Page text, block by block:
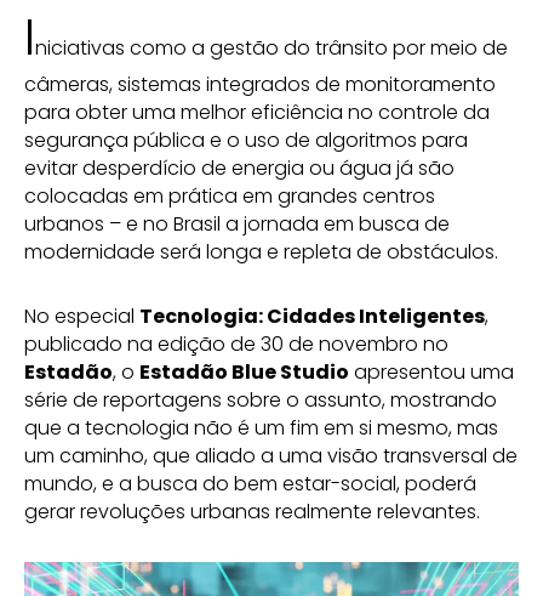
Iniciativas como a gestão do trânsito por meio de
câmeras, sistemas integrados de monitoramento
para obter uma melhor eficiência no controle da
segurança pública e o uso de algoritmos para
evitar desperdício de energia ou água já são
colocadas em prática em grandes centros
urbanos – e no Brasil a jornada em busca de
modernidade será longa e repleta de obstáculos.
No especial Tecnologia: Cidades Inteligentes,
publicado na edição de 30 de novembro no
Estadão, o Estadão Blue Studio apresentou uma
série de reportagens sobre o assunto, mostrando
que a tecnologia não é um fim em si mesmo, mas
um caminho, que aliado a uma visão transversal de
mundo, e a busca do bem estar-social, poderá
gerar revoluções urbanas realmente relevantes.